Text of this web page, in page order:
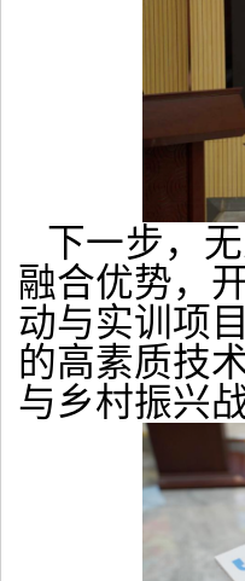
下一步，
融合优势，
动与实训项
的高素质技
与乡村振兴